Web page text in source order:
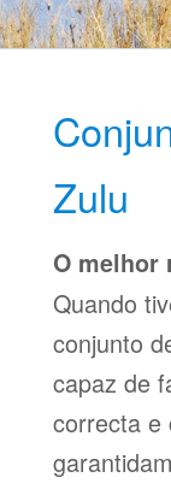
Zulu
O melhor
Quando
conjunto
capaz de
correcta e